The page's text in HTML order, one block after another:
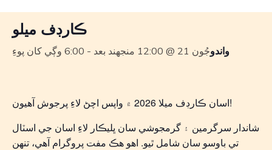
ڪارڊف ميلو
جُون 21 @ 12:00 منجهند بعد - 6:00 وڳي کان پوءِ واندو
اسان ڪارڊف ميلا 2026 ۾ واپس اچڻ لاءِ پرجوش آهيون!
شاندار سرگرمين ۽ گرمجوشي سان ڀليڪار لاءِ اسان جي اسٽال
تي باوسو سان شامل ٿيو. اهو هڪ مفت پروگرام آهي، تنهن